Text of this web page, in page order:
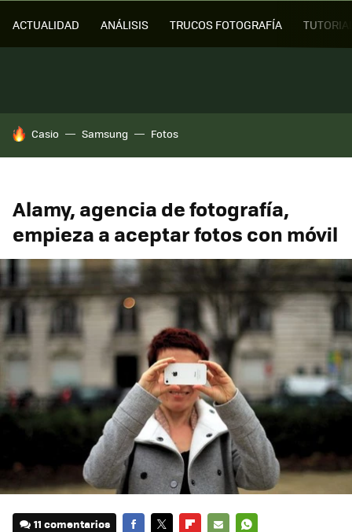
ACTUALIDAD ANÁLISIS TRUCOS FOTOGRAFÍA
HOY SE HABLA DE
Casio Samsung Fotos
Alamy, agencia de fotografía,
empieza a aceptar fotos con móvil
11 comentarios